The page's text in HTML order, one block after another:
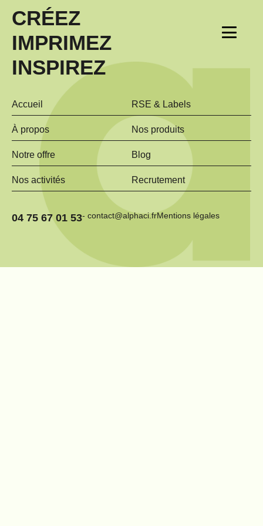
CRÉEZ
IMPRIMEZ
INSPIREZ
Accueil
À propos
Notre offre
Nos activités
RSE & Labels
Nos produits
Blog
Recrutement
04 75 67 01 53- contact@alphaci.frMentions légales